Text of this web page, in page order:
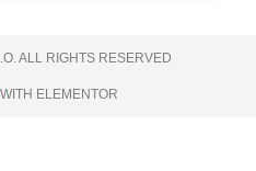
ALL RIGHTS RESERVED​
WITH ELEMENTOR​